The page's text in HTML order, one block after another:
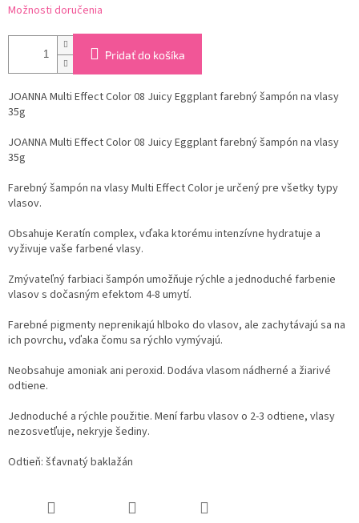
Možnosti doručenia
Pridať do košíka
JOANNA Multi Effect Color 08 Juicy Eggplant farebný šampón na vlasy
35g
JOANNA Multi Effect Color 08 Juicy Eggplant farebný šampón na vlasy
35g
Farebný šampón na vlasy Multi Effect Color je určený pre všetky typy
vlasov.
Obsahuje Keratín complex, vďaka ktorému intenzívne hydratuje a
vyživuje vaše farbené vlasy.
Zmývateľný farbiaci šampón umožňuje rýchle a jednoduché farbenie
vlasov s dočasným efektom 4-8 umytí.
Farebné pigmenty neprenikajú hlboko do vlasov, ale zachytávajú sa na
ich povrchu, vďaka čomu sa rýchlo vymývajú.
Neobsahuje amoniak ani peroxid. Dodáva vlasom nádherné a žiarivé
odtiene.
Jednoduché a rýchle použitie. Mení farbu vlasov o 2-3 odtiene, vlasy
nezosvetľuje, nekryje šediny.
Odtieň: šťavnatý baklažán